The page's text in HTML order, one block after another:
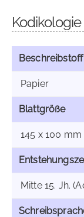
Kodikologie
Beschreibstoff
Papier
Blattgröße
145 x 100 mm
Mitte 15. Jh.